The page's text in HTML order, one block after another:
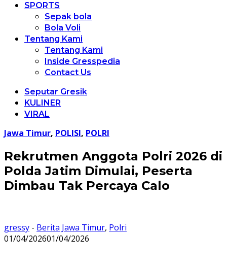
SPORTS
Sepak bola
Bola Voli
Tentang Kami
Tentang Kami
Inside Gresspedia
Contact Us
Seputar Gresik
KULINER
VIRAL
Jawa Timur, POLISI, POLRI
Rekrutmen Anggota Polri 2026 di
Polda Jatim Dimulai, Peserta
Dimbau Tak Percaya Calo
gressy - Berita Jawa Timur, Polri
01/04/202601/04/2026